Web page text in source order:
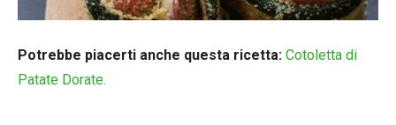
Potrebbe piacerti anche questa ricetta: Cotoletta di
Patate Dorate.